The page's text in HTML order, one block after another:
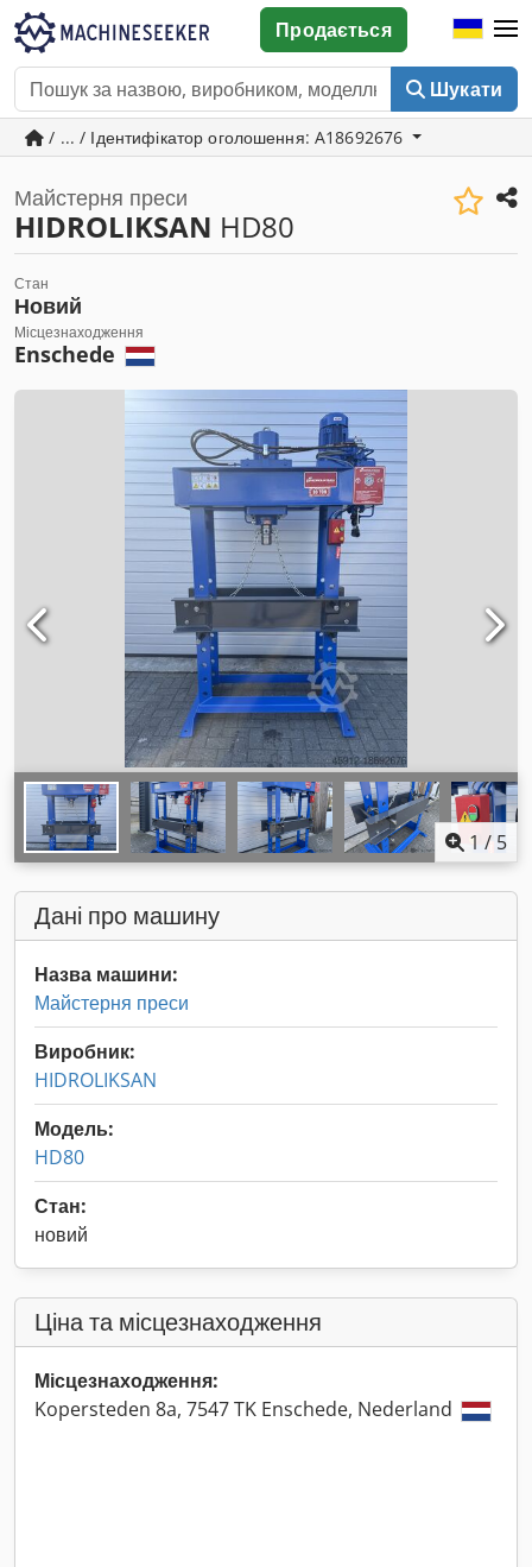
Шукати
Продається
/ ... / Ідентифікатор оголошення: A18692676
Майстерня преси
HIDROLIKSAN HD80
Стан
Новий
Місцезнаходження
Enschede
1 / 5
Дані про машину
Назва машини:
Майстерня преси
Виробник:
HIDROLIKSAN
Модель:
HD80
Стан:
новий
Ціна та місцезнаходження
Місцезнаходження:
Kopersteden 8a, 7547 TK Enschede, Nederland